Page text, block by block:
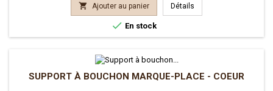
 Ajouter au panier Détails
 En stock
SUPPORT À BOUCHON MARQUE-PLACE - COEUR